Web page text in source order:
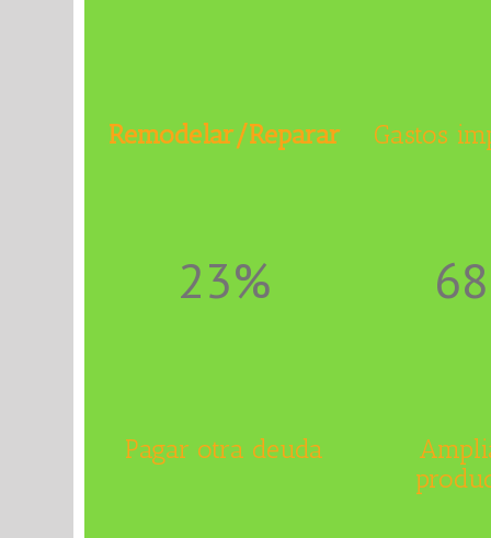
Remodelar/Reparar Gastos
23%
Pagar otra deuda